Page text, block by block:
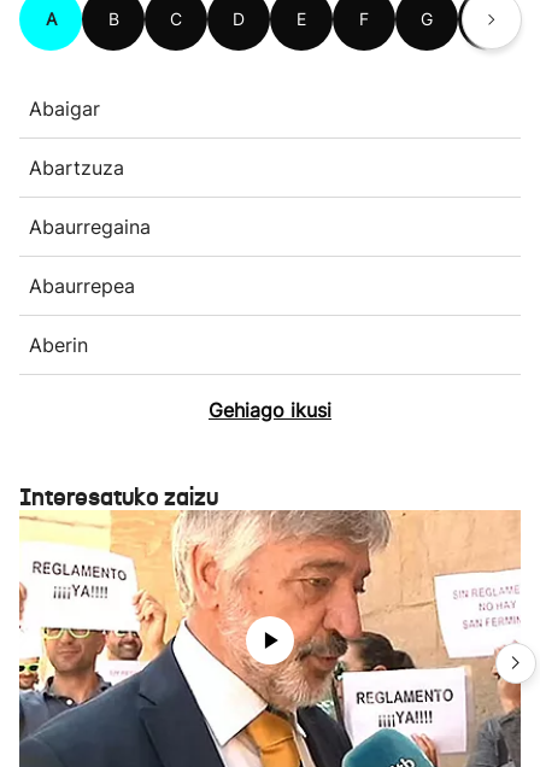
A B C D E F G H
Abaigar
Abartzuza
Abaurregaina
Abaurrepea
Aberin
Gehiago ikusi
Interesatuko zaizu